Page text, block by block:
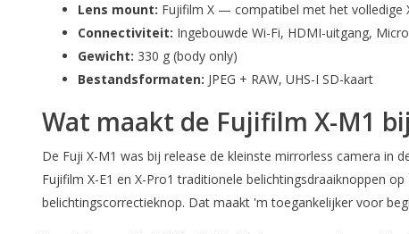
Lens mount: Fujifilm X — compatibel met het volledige
Connectiviteit: Ingebouwde Wi-Fi, HDMI-uitgang,
Gewicht: 330 g (body only)
Bestandsformaten: JPEG + RAW, UHS-I SD-kaart
Wat maakt de Fujifilm X-M1
De Fuji X-M1 was bij release de kleinste mirrorless camera in
Fujifilm X-E1 en X-Pro1 traditionele belichtingsdraaiknoppen
belichtingscorrectieknop. Dat maakt 'm toegankelijker voor